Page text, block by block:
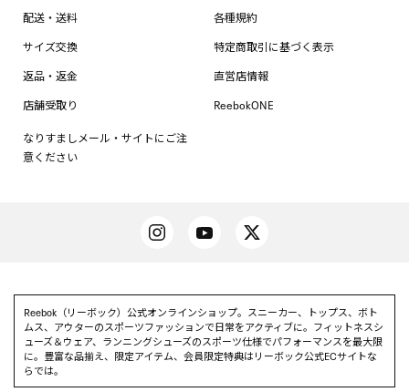
配送・送料
サイズ交換
返品・返金
店舗受取り
なりすましメール・サイトにご注
意ください
各種規約
特定商取引に基づく表示
直営店情報
ReebokONE
Reebok（リーボック）公式オンラインショップ。スニーカー、トップス、ボト
ムス、アウターのスポーツファッションで日常をアクティブに。フィットネスシ
ューズ＆ウェア、ランニングシューズのスポーツ仕様でパフォーマンスを最大限
に。豊富な品揃え、限定アイテム、会員限定特典はリーボック公式ECサイトな
らでは。